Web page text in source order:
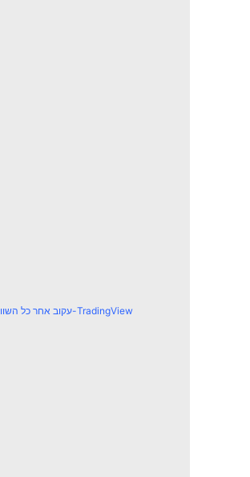
עקוב אחר כל השווקים ב-TradingView